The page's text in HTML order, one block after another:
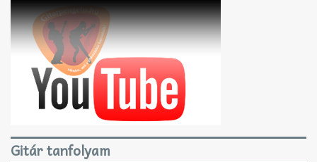
Gitár tanfolyam